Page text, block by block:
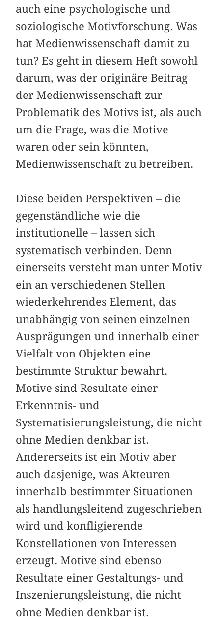
auch eine psychologische und
soziologische Motivforschung. Was
hat Medienwissenschaft damit zu
tun? Es geht in diesem Heft sowohl
darum, was der originäre Beitrag
der Medienwissenschaft zur
Problematik des Motivs ist, als auch
um die Frage, was die Motive
waren oder sein könnten,
Medienwissenschaft zu betreiben.
Diese beiden Perspektiven – die
gegenständliche wie die
institutionelle – lassen sich
systematisch verbinden. Denn
einerseits versteht man unter Motiv
ein an verschiedenen Stellen
wiederkehrendes Element, das
unabhängig von seinen einzelnen
Ausprägungen und innerhalb einer
Vielfalt von Objekten eine
bestimmte Struktur bewahrt.
Motive sind Resultate einer
Erkenntnis- und
Systematisierungsleistung, die nicht
ohne Medien denkbar ist.
Andererseits ist ein Motiv aber
auch dasjenige, was Akteuren
innerhalb bestimmter Situationen
als handlungsleitend zugeschrieben
wird und konfligierende
Konstellationen von Interessen
erzeugt. Motive sind ebenso
Resultate einer Gestaltungs- und
Inszenierungsleistung, die nicht
ohne Medien denkbar ist.